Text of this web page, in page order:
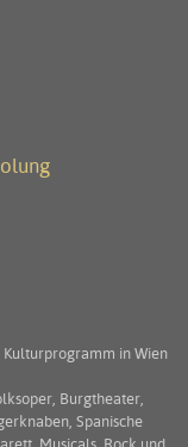
Kulturprogramm in Wien
Burgtheater,
Spanische
Musicals, Rock und